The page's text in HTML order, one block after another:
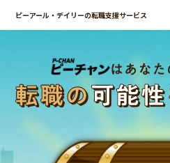
ピーアール・デイリーの転職支援サービス